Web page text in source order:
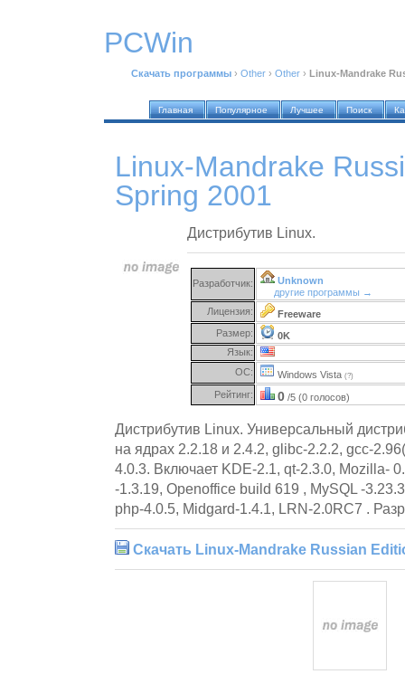
PCWin
Скачать программы › Other › Other › Linux-Mandrake
Главная Популярное Лучшее Поиск
Linux-Mandrake
Spring 2001
Дистрибутив Linux.
Разработчик:
Unknown
другие программы →
Лицензия:
Freeware
Размер:
0K
Язык:
ОС:
Windows Vista (?)
Рейтинг: 0 /5 (0 голосов)
Дистрибутив Linux. Универсальный
на ядрах 2.2.18 и 2.4.2, glibc-2.2.2, gcc-
4.0.3. Включает KDE-2.1, qt-2.3.0, Mozilla-
-1.3.19, Openoffice build 619 , MySQL -
php-4.0.5, Midgard-1.4.1, LRN-2.0RC7 .
Скачать Linux-Mandrake Russian